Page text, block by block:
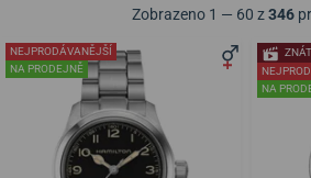
Zobrazeno 1 — 60 z346
NEJPRODÁVANĚJŠÍ
NA PRODEJNĚ
NA